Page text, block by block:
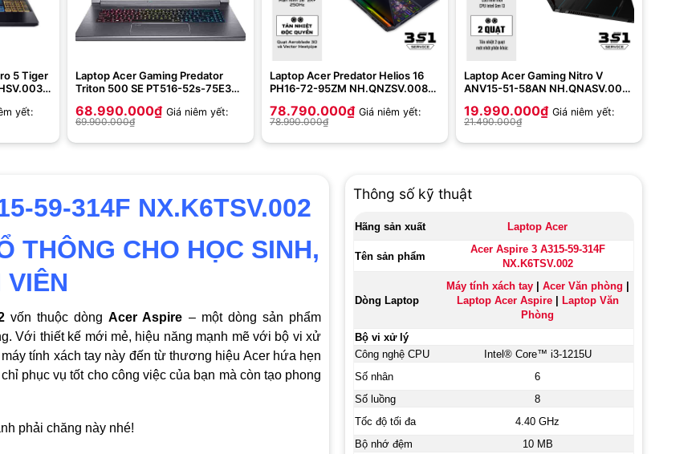
5 Tiger
FHD
yết:
Laptop Acer Gaming Predator
Triton 500 SE PT516-52s-75E3
12700H | 16GB | 1TB |
GeForce®RTX™3070Ti | 16 inch
WQXGA | Win11H | Steel Gray)
68.990.000₫ Giá niêm yết:
69.900.000₫
Laptop Acer Predator Helios 16
PH16-72-95ZM NH.QNZSV.008
2TB | 16 inch 2K | RTX 4080| Win
11 | Đen)
78.790.000₫ Giá niêm yết:
78.990.000₫
Laptop Acer Gaming Nitro V
ANV15-51-58AN NH.QNASV.001
512GB | RTX 2050 4GB GDDR6 |
15.6 inch FHD | Win 11 | Obsidian
Black)
19.990.000₫ Giá niêm yết:
21.490.000₫
59-314F NX.K6TSV.002
THÔNG CHO HỌC SINH,
VIÊN
vốn thuộc dòngAcer Aspire – một dòng sản phẩm
Với thiết kế mới mẻ, hiệu năng mạnh mẽ với bộ vi xử
tính xách tay này đến từ thương hiệu Acer hứa hẹn
phục vụ tốt cho công việc của bạn mà còn tạo phong
phải chăng này nhé!
Thông số kỹ thuật
Hãng sản xuất Laptop Acer
Tên sản phẩm
Acer Aspire 3 A315-59-314F
NX.K6TSV.002
Dòng Laptop
Máy tính xách tay| Acer Văn phòng
Laptop Acer Aspire
Laptop Văn
Phòng
Bộ vi xử lý
Công nghệ CPU
Intel® Core™ i3-1215U
Số nhân
6
Số luồng
8
Tốc độ tối đa
4.40 GHz
Bộ nhớ đệm
10 MB